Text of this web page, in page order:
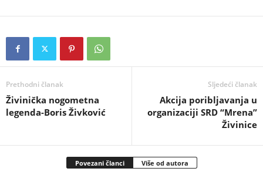
Prethodni članak
Živinička nogometna
legenda-Boris Živković
Sljedeći članak
Akcija poribljavanja u
organizaciji SRD “Mrena”
Živinice
Povezani članci Više od autora